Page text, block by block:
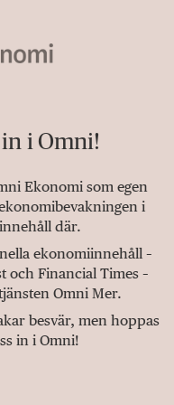
i Omni!
Ekonomi som egen
i
där.
ekonomiinnehåll –
och Financial Times –
Omni Mer.
besvär, men hoppas
in i Omni!